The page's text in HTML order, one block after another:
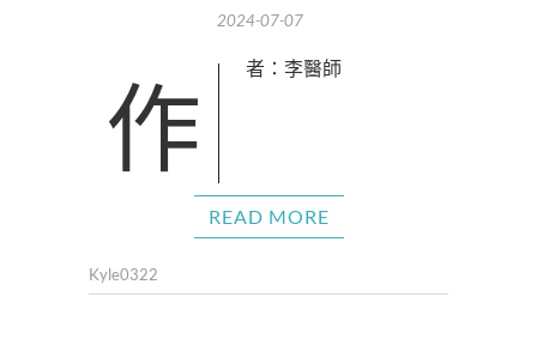
2024-07-07
作者：李醫師
READ MORE
Kyle0322